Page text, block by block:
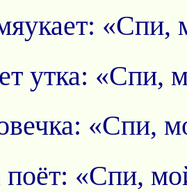
«Спи,
утка: «Спи,
«Спи,
«Спи,